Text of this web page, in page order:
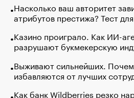
Насколько ваш авторитет
атрибутов престижа? Тест
Казино проиграло. Как ИИ-
разрушают букмекерскую
Выживают сильнейших.
избавляются от лучших
Как банк Wildberries резко